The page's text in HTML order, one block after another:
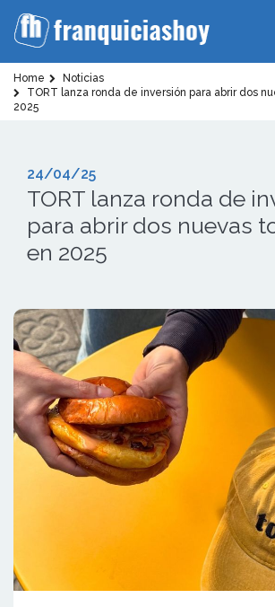
Home
Noticias
TORT lanza ronda de inversión para abrir dos
2025
24/04/25
TORT lanza ronda de
para abrir dos nuevas
en 2025